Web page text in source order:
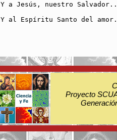
Y a Jesús, nuestro
Y al Espíritu Santo del
Proyecto